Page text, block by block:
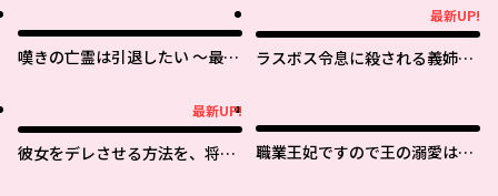
嘆きの亡霊は引退したい ～最弱
最新UP!
ラスボス令息に殺される義姉で
最新UP!
彼女をデレさせる方法を、将来
職業王妃ですので王の溺愛はご